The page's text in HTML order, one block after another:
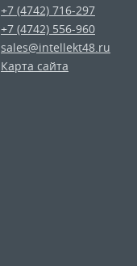
+7 (4742) 716-297
+7 (4742) 556-960
sales@intellekt48.ru
Карта сайта